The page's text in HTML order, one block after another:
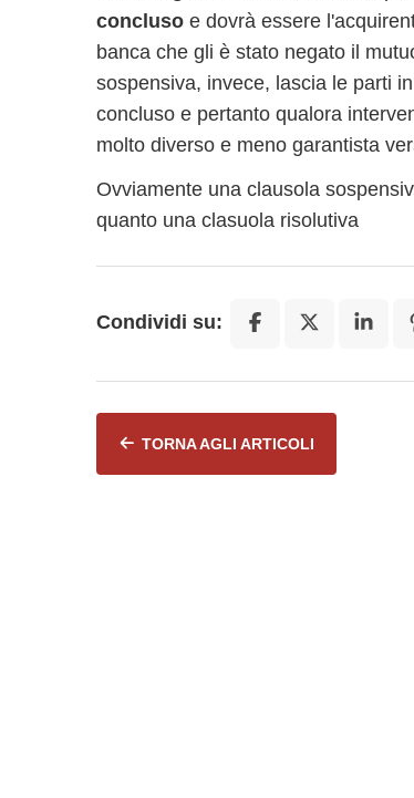
concluso e dovrà essere
banca che gli è stato negato il
sospensiva, invece, lascia le parti
concluso e pertanto qualora
molto diverso e meno garantista
Ovviamente una clausola
quanto una clasuola risolutiva
Condividi su:
TORNA AGLI ARTICOLI